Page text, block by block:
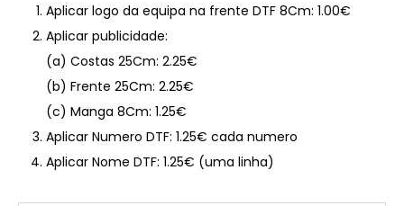
Aplicar logo da equipa na frente DTF 8Cm: 1.00€
Aplicar publicidade:
(a) Costas 25Cm: 2.25€
(b) Frente 25Cm: 2.25€
(c) Manga 8Cm: 1.25€
Aplicar Numero DTF: 1.25€ cada numero
Aplicar Nome DTF: 1.25€ (uma linha)